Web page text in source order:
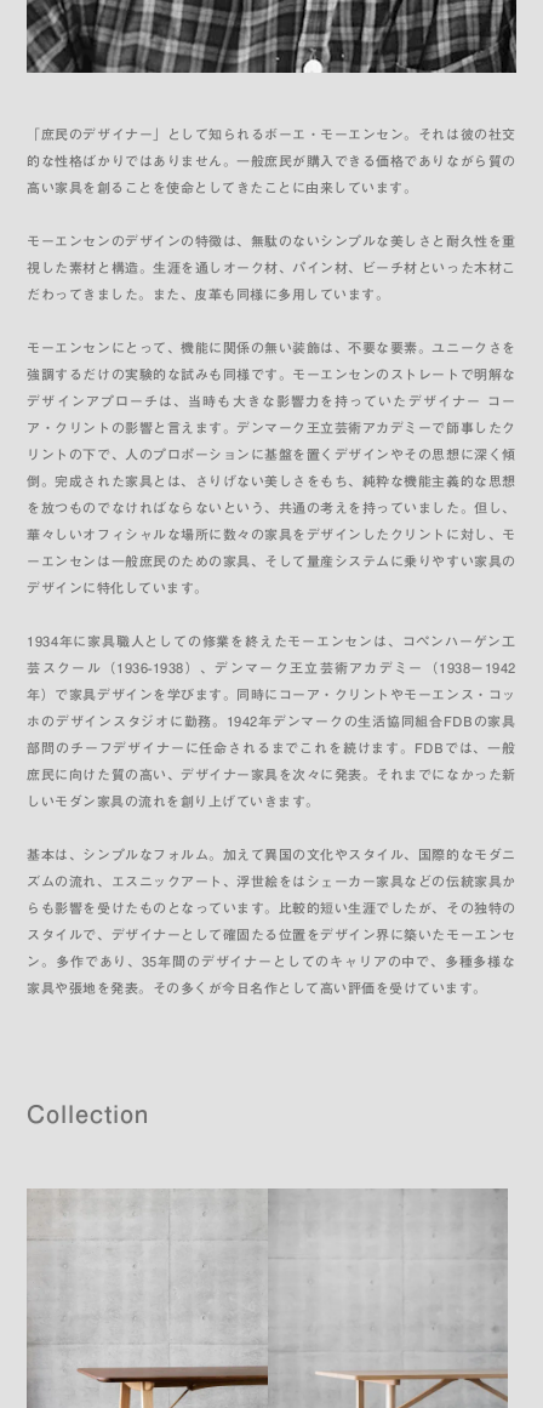
「庶民のデザイナー」として知られるボーエ・モーエンセン。それは彼の社交
的な性格ばかりではありません。一般庶民が購入できる価格でありながら質の
高い家具を創ることを使命としてきたことに由来しています。
モーエンセンのデザインの特徴は、無駄のないシンプルな美しさと耐久性を重
視した素材と構造。生涯を通しオーク材、パイン材、ビーチ材といった木材こ
だわってきました。また、皮革も同様に多用しています。
モーエンセンにとって、機能に関係の無い装飾は、不要な要素。ユニークさを
強調するだけの実験的な試みも同様です。モーエンセンのストレートで明解な
デザインアプローチは、当時も大きな影響力を持っていたデザイナー コー
ア・クリントの影響と言えます。デンマーク王立芸術アカデミーで師事したク
リントの下で、人のプロポーションに基盤を置くデザインやその思想に深く傾
倒。完成された家具とは、さりげない美しさをもち、純粋な機能主義的な思想
を放つものでなければならないという、共通の考えを持っていました。但し、
華々しいオフィシャルな場所に数々の家具をデザインしたクリントに対し、モ
ーエンセンは一般庶民のための家具、そして量産システムに乗りやすい家具の
デザインに特化しています。
1934年に家具職人としての修業を終えたモーエンセンは、コペンハーゲン工
芸スクール（1936-1938）、デンマーク王立芸術アカデミー（1938－1942
年）で家具デザインを学びます。同時にコーア・クリントやモーエンス・コッ
ホのデザインスタジオに勤務。1942年デンマークの生活協同組合FDBの家具
部問のチーフデザイナーに任命されるまでこれを続けます。FDBでは、一般
庶民に向けた質の高い、デザイナー家具を次々に発表。それまでになかった新
しいモダン家具の流れを創り上げていきます。
基本は、シンプルなフォルム。加えて異国の文化やスタイル、国際的なモダニ
ズムの流れ、エスニックアート、浮世絵をはシェーカー家具などの伝統家具か
らも影響を受けたものとなっています。比較的短い生涯でしたが、その独特の
スタイルで、デザイナーとして確固たる位置をデザイン界に築いたモーエンセ
ン。多作であり、35年間のデザイナーとしてのキャリアの中で、多種多様な
家具や張地を発表。その多くが今日名作として高い評価を受けています。
Collection